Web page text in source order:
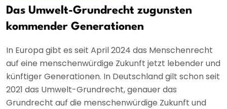
Das Umwelt-Grundrecht zugunsten
kommender Generationen
In Europa gibt es seit April 2024 das Menschenrecht
auf eine menschenwürdige Zukunft jetzt lebender und
künftiger Generationen. In Deutschland gilt schon seit
2021 das Umwelt-Grundrecht, genauer das
Grundrecht auf die menschenwürdige Zukunft und